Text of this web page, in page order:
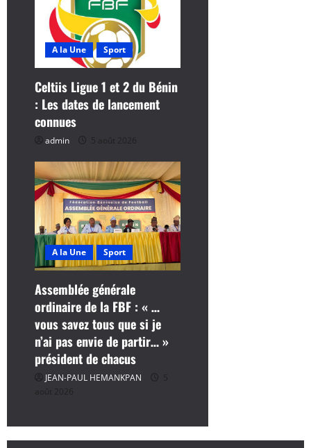
c
l
e
A la Une Sport
Celtiis Ligue 1 et 2 du Bénin
: Les dates de lancement
connues
admin 5 août 2026
A la Une Sport
Assemblée générale
ordinaire de la FBF : « …
vous savez tous que si je
n’ai pas envie de partir… »
président de chacus
JEAN-PAUL HEMANKPAN
5
août 2026